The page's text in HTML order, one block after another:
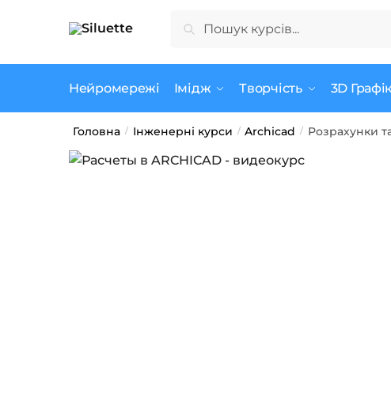
Шукати
Нейромережі Імідж Творчість 3D
Головна / Інженерні курси / Archicad / Розрахунки